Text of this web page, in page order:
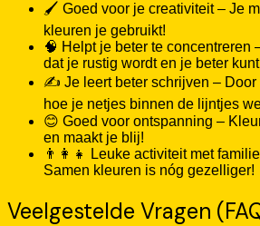
🖌️ Goed voor je creativiteit – Je
kleuren je gebruikt!
🧠 Helpt je beter te concentreren
dat je rustig wordt en je beter
✍️ Je leert beter schrijven – Door
hoe je netjes binnen de lijntjes
😊 Goed voor ontspanning –
en maakt je blij!
👨‍👩‍👧 Leuke activiteit met
Samen kleuren is nóg gezelliger!
Veelgestelde Vragen